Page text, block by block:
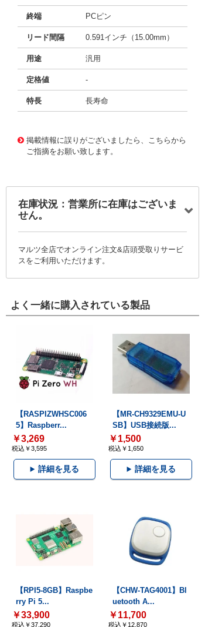
終端 PCピン
リード間隔 0.591インチ（15.00mm）
用途 汎用
定格値 -
特長 長寿命
掲載情報に誤りがございましたら、こちらから
ご指摘をお願い致します。
在庫状況：営業所に在庫はございま
せん。
マルツ全店でオンライン注文&店頭受取りサービ
スをご利用いただけます。
よく一緒に購入されている製品
【RASPIZWHSC006
5】Raspberr...
￥3,269
税込￥3,595
詳細を見る
【MR-CH9329EMU-U
SB】USB接続版...
￥1,500
税込￥1,650
詳細を見る
【RPI5-8GB】Raspbe
rry Pi 5...
￥33,900
税込￥37,290
【CHW-TAG4001】Bl
uetooth A...
￥11,700
税込￥12,870